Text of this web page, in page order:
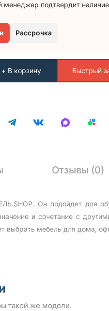
менеджер подтвердит
Рассрочка
+ В корзину Быстрый
Отзывы (0)
Он подойдет для
и сочетание с
выбрать мебель для дома,
такой же модели.